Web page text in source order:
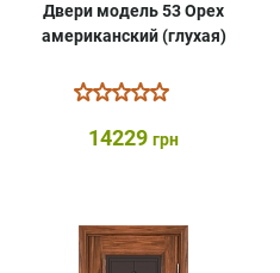
Двери модель 53 Орех
американский (глухая)
14229 грн